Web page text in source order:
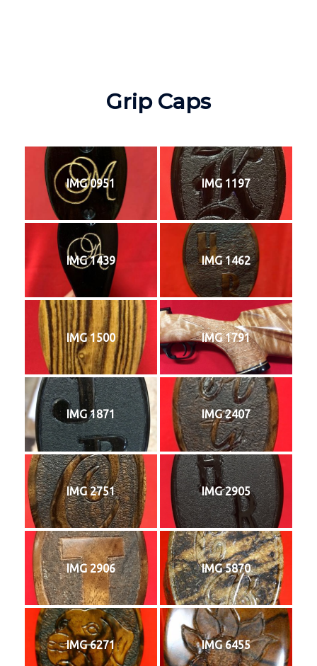
Grip Caps
IMG 0951 IMG 1197
IMG 1439 IMG 1462
IMG 1500 IMG 1791
IMG 1871 IMG 2407
IMG 2751 IMG 2905
IMG 2906 IMG 5870
IMG 6271 IMG 6455